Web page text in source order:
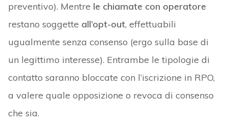
preventivo). Mentre le chiamate con operatore
restano soggette all’opt-out, effettuabili
ugualmente senza consenso (ergo sulla base di
un legittimo interesse). Entrambe le tipologie di
contatto saranno bloccate con l’iscrizione in RPO,
a valere quale opposizione o revoca di consenso
che sia.